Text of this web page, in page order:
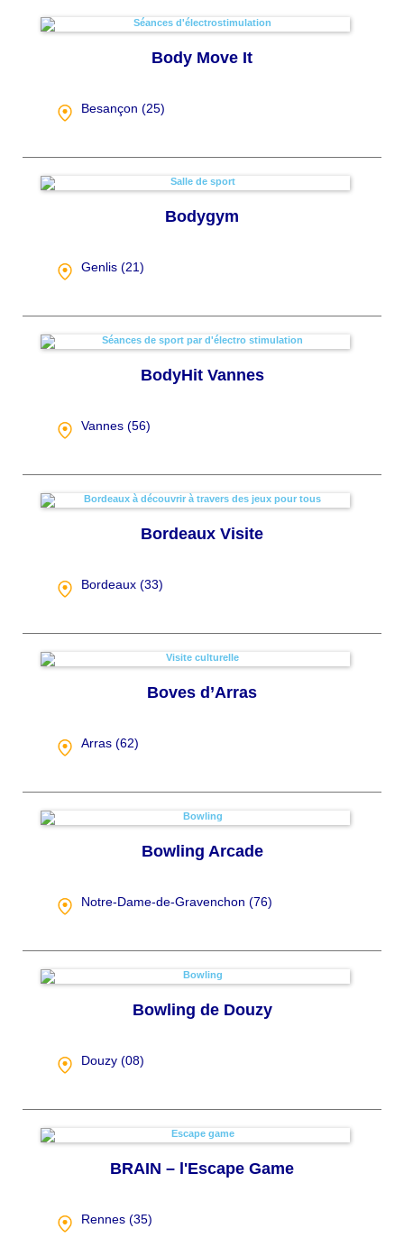
Body Move It
Besançon (25)
Bodygym
Genlis (21)
BodyHit Vannes
Vannes (56)
Bordeaux Visite
Bordeaux (33)
Boves d’Arras
Arras (62)
Bowling Arcade
Notre-Dame-de-Gravenchon (76)
Bowling de Douzy
Douzy (08)
BRAIN – l'Escape Game
Rennes (35)